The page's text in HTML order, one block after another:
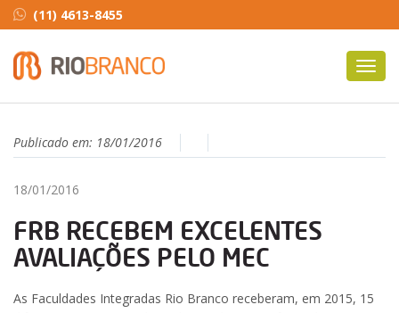
(11) 4613-8455
Publicado em: 18/01/2016
18/01/2016
FRB RECEBEM EXCELENTES
AVALIAÇÕES PELO MEC
As Faculdades Integradas Rio Branco receberam, em 2015, 15